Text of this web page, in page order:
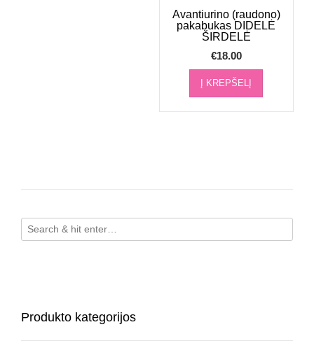
Avantiurino (raudono)
pakabukas DIDELĖ
ŠIRDELĖ
€18.00
Į KREPŠELĮ
Produkto kategorijos